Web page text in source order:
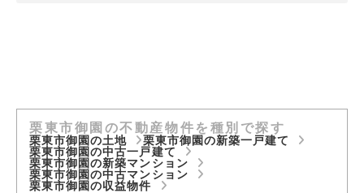
栗東市御園の不動産物件を種別で探す
栗東市御園の土地
栗東市御園の新築一戸建て
栗東市御園の中古一戸建て
栗東市御園の新築マンション
栗東市御園の中古マンション
栗東市御園の収益物件